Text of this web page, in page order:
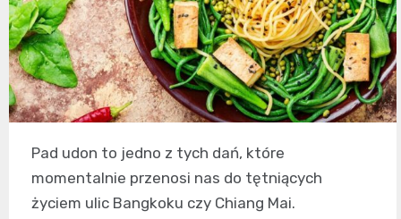
Pad udon to jedno z tych dań, które
momentalnie przenosi nas do tętniących
życiem ulic Bangkoku czy Chiang Mai.